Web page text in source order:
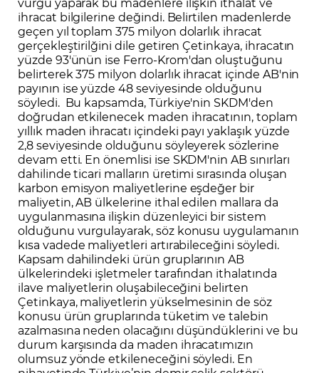
ihracat bilgilerine değindi. Belirtilen madenlerde
geçen yıl toplam 375 milyon dolarlık ihracat
gerçekleştirilğini dile getiren Çetinkaya, ihracatın
yüzde 93'ünün ise Ferro-Krom'dan oluştuğunu
belirterek 375 milyon dolarlık ihracat içinde AB'nin
payının ise yüzde 48 seviyesinde olduğunu
söyledi. Bu kapsamda, Türkiye'nin SKDM'den
doğrudan etkilenecek maden ihracatının, toplam
yıllık maden ihracatı içindeki payı yaklaşık yüzde
2,8 seviyesinde olduğunu söyleyerek sözlerine
devam etti. En önemlisi ise SKDM'nin AB sınırları
dahilinde ticari malların üretimi sırasında oluşan
karbon emisyon maliyetlerine eşdeğer bir
maliyetin, AB ülkelerine ithal edilen mallara da
uygulanmasına ilişkin düzenleyici bir sistem
olduğunu vurgulayarak, söz konusu uygulamanın
kısa vadede maliyetleri artırabileceğini söyledi.
Kapsam dahilindeki ürün gruplarının AB
ülkelerindeki işletmeler tarafından ithalatında
ilave maliyetlerin oluşabileceğini belirten
Çetinkaya, maliyetlerin yükselmesinin de söz
konusu ürün gruplarında tüketim ve talebin
azalmasına neden olacağını düşündüklerini ve bu
durum karşısında da maden ihracatımızın
olumsuz yönde etkileneceğini söyledi. En